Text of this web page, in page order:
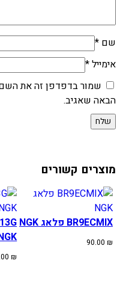
שם *
אימייל*
שמור בדפדפן זה את
הבאה שאגיב.
מוצרים קשורים
BR9ECMIX פלאג NGK
90.00 ₪
₪